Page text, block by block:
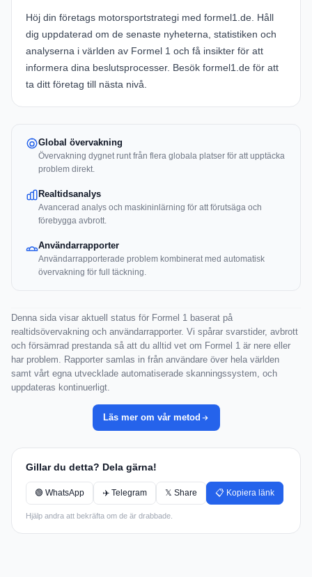
Höj din företags motorsportstrategi med formel1.de. Håll
dig uppdaterad om de senaste nyheterna, statistiken och
analyserna i världen av Formel 1 och få insikter för att
informera dina beslutsprocesser. Besök formel1.de för att
ta ditt företag till nästa nivå.
Global övervakning
Övervakning dygnet runt från flera globala platser för att upptäcka
problem direkt.
Realtidsanalys
Avancerad analys och maskininlärning för att förutsäga och
förebygga avbrott.
Användarrapporter
Användarrapporterade problem kombinerat med automatisk
övervakning för full täckning.
Denna sida visar aktuell status för Formel 1 baserat på
realtidsövervakning och användarrapporter. Vi spårar svarstider, avbrott
och försämrad prestanda så att du alltid vet om Formel 1 är nere eller
har problem. Rapporter samlas in från användare över hela världen
samt vårt egna utvecklade automatiserade skanningssystem, och
uppdateras kontinuerligt.
Läs mer om vår metod
Gillar du detta? Dela gärna!
🟢 WhatsApp ✈️ Telegram 𝕏 Share 📋 Kopiera länk
Hjälp andra att bekräfta om de är drabbade.